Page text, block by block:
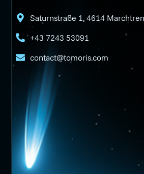
Saturnstraße 1, 4614
+43 7243 53091
contact@tomoris.com